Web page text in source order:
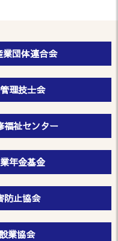
団体連合会
理技士会
福祉センター
年金基金
防止協会
業協会